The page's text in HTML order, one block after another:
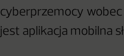
cyberprzemocy wobec
jest aplikacja mobilna